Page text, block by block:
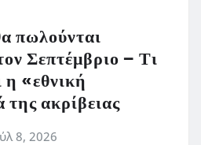
πωλούνται
Σεπτέμβριο – Τι
η «εθνική
ακρίβειας
8, 2026